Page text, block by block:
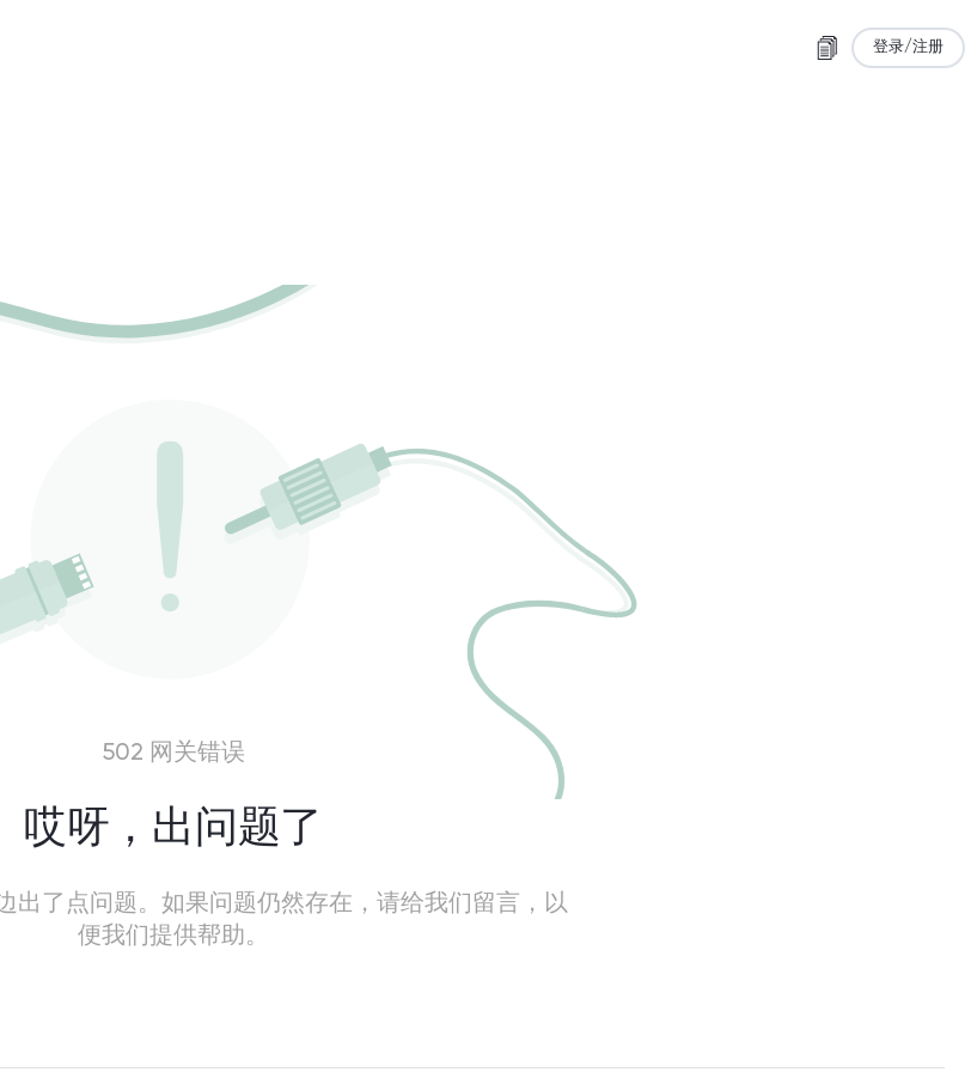
登录/注册
502 网关错误
哎呀，出问题了
出了点问题。如果问题仍然存在，请给我们留言，以
便我们提供帮助。